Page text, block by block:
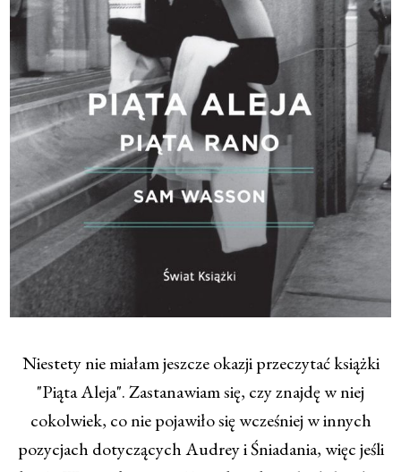
Niestety nie miałam jeszcze okazji przeczytać książki
"Piąta Aleja". Zastanawiam się, czy znajdę w niej
cokolwiek, co nie pojawiło się wcześniej w innych
pozycjach dotyczących Audrey i Śniadania, więc jeśli